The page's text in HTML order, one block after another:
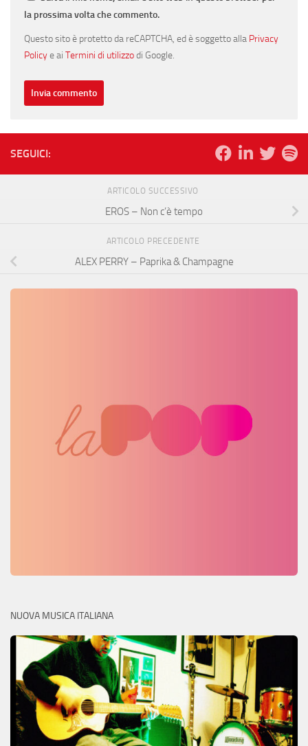
la prossima volta che commento.
Questo sito è protetto da reCAPTCHA, ed è soggetto alla Privacy
Policye ai Termini di utilizzodi Google.
SEGUICI:
ARTICOLO SUCCESSIVO
EROS – Non c’è tempo
ARTICOLO PRECEDENTE
ALEX PERRY – Paprika & Champagne
NUOVA MUSICA ITALIANA